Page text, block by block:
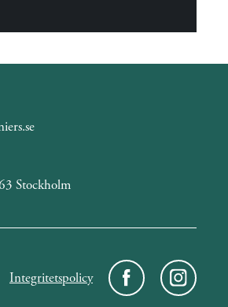
Stockholm
Integritetspolicy